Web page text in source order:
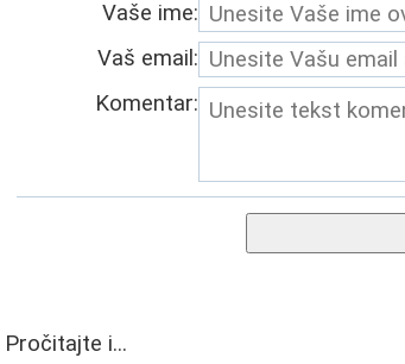
Vaše ime:
Vaš email:
Komentar:
Pročitajte i...